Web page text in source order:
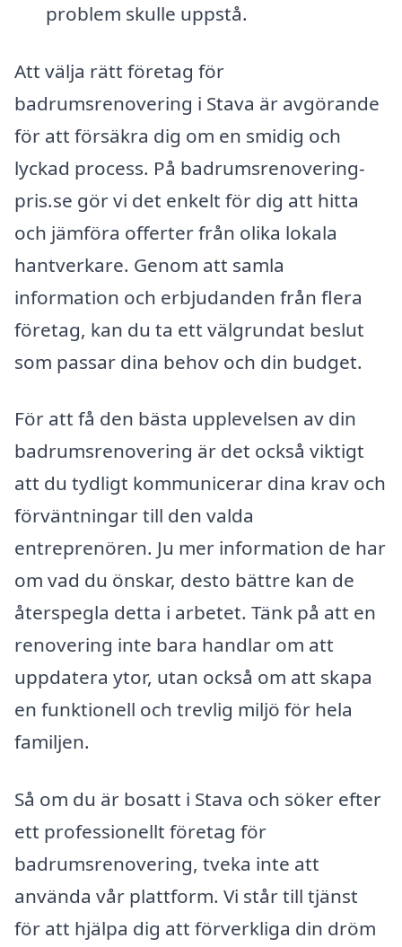
problem skulle uppstå.
Att välja rätt företag för
badrumsrenovering i Stava är avgörande
för att försäkra dig om en smidig och
lyckad process. På badrumsrenovering-
pris.se gör vi det enkelt för dig att hitta
och jämföra offerter från olika lokala
hantverkare. Genom att samla
information och erbjudanden från flera
företag, kan du ta ett välgrundat beslut
som passar dina behov och din budget.
För att få den bästa upplevelsen av din
badrumsrenovering är det också viktigt
att du tydligt kommunicerar dina krav och
förväntningar till den valda
entreprenören. Ju mer information de har
om vad du önskar, desto bättre kan de
återspegla detta i arbetet. Tänk på att en
renovering inte bara handlar om att
uppdatera ytor, utan också om att skapa
en funktionell och trevlig miljö för hela
familjen.
Så om du är bosatt i Stava och söker efter
ett professionellt företag för
badrumsrenovering, tveka inte att
använda vår plattform. Vi står till tjänst
för att hjälpa dig att förverkliga din dröm